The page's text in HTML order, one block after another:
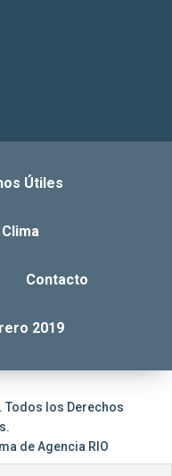
Útiles
Clima
Contacto
2019
Todos los Derechos
deAgencia RIO